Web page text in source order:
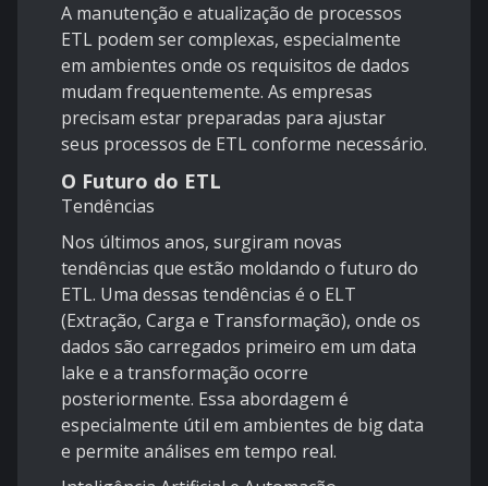
A manutenção e atualização de processos
ETL podem ser complexas, especialmente
em ambientes onde os requisitos de dados
mudam frequentemente. As empresas
precisam estar preparadas para ajustar
seus processos de ETL conforme necessário.
O Futuro do ETL
Tendências
Nos últimos anos, surgiram novas
tendências que estão moldando o futuro do
ETL. Uma dessas tendências é o ELT
(Extração, Carga e Transformação), onde os
dados são carregados primeiro em um data
lake e a transformação ocorre
posteriormente. Essa abordagem é
especialmente útil em ambientes de big data
e permite análises em tempo real.